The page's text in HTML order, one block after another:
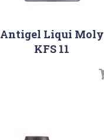
Antigel Liqui Moly
KFS 11